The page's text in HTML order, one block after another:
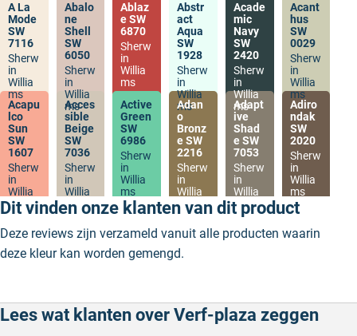
A La
Mode
SW
7116
Sherw
in
Willia
ms
Abalo
ne
Shell
SW
6050
Sherw
in
Willia
ms
Ablaz
e SW
6870
Sherw
in
Willia
ms
Abstr
act
Aqua
SW
1928
Sherw
in
Willia
ms
Acade
mic
Navy
SW
2420
Sherw
in
Willia
ms
Acant
hus
SW
0029
Sherw
in
Willia
ms
Acapu
lco
Sun
SW
1607
Sherw
in
Willia
ms
Acces
sible
Beige
SW
7036
Sherw
in
Willia
ms
Active
Green
SW
6986
Sherw
in
Willia
ms
Adan
o
Bronz
e SW
2216
Sherw
in
Willia
ms
Adapt
ive
Shad
e SW
7053
Sherw
in
Willia
ms
Adiro
ndak
SW
2020
Sherw
in
Willia
ms
Dit vinden onze klanten van dit product
Deze reviews zijn verzameld vanuit alle producten waarin
deze kleur kan worden gemengd.
Lees wat klanten over Verf-plaza zeggen